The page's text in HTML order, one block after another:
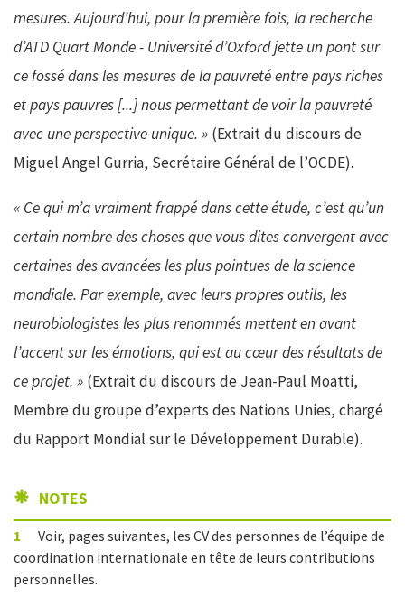
mesures. Aujourd’hui, pour la première fois, la recherche
d’ATD Quart Monde - Université d’Oxford jette un pont sur
ce fossé dans les mesures de la pauvreté entre pays riches
et pays pauvres [...] nous permettant de voir la pauvreté
avec une perspective unique. » (Extrait du discours de
Miguel Angel Gurria, Secrétaire Général de l’OCDE).
« Ce qui m’a vraiment frappé dans cette étude, c’est qu’un
certain nombre des choses que vous dites convergent avec
certaines des avancées les plus pointues de la science
mondiale. Par exemple, avec leurs propres outils, les
neurobiologistes les plus renommés mettent en avant
l’accent sur les émotions, qui est au cœur des résultats de
ce projet. » (Extrait du discours de Jean-Paul Moatti,
Membre du groupe d’experts des Nations Unies, chargé
du Rapport Mondial sur le Développement Durable).
NOTES
1
Voir, pages suivantes, les CV des personnes de l’équipe de
coordination internationale en tête de leurs contributions
personnelles.